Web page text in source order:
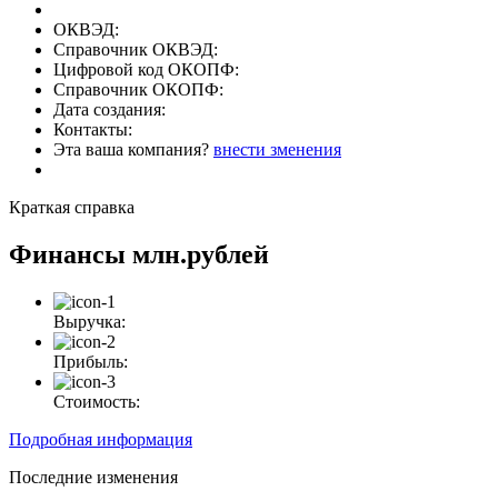
ОКВЭД:
Справочник ОКВЭД:
Цифровой код ОКОПФ:
Справочник ОКОПФ:
Дата создания:
Контакты:
Эта ваша компания? внести зменения
Краткая справка
Финансы млн.рублей
Выручка:
Прибыль:
Стоимость:
Подробная информация
Последние изменения